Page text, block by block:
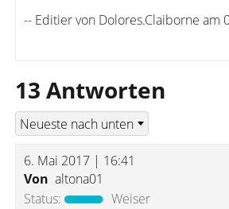
-- Editier von Dolores.Claiborne am
13 Antworten
6. Mai 2017 | 16:41
Von altona01
Status:
Weiser